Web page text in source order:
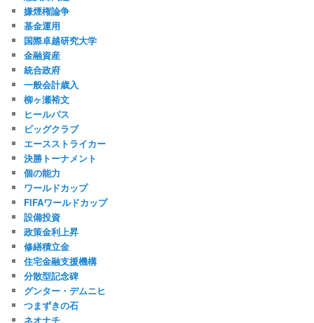
嫌煙権論争
基金運用
国際卓越研究大学
金融資産
統合政府
一般会計歳入
柳ヶ瀬裕文
ヒールパス
ビッグクラブ
エースストライカー
決勝トーナメント
個の能力
ワールドカップ
FIFAワールドカップ
設備投資
政策金利上昇
修繕積立金
住宅金融支援機構
分散型記念碑
グンター・デムニヒ
つまずきの石
ネオナチ